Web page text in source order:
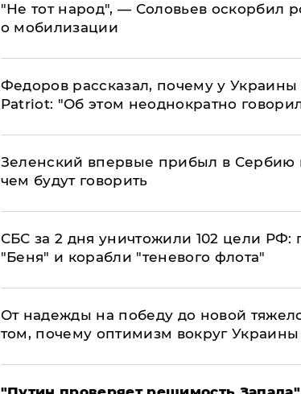
​"Не тот народ", — Соловьев оскорбил
о мобилизации
Федоров рассказал, почему у Украины
Patriot: "Об этом неоднократно
Зеленский впервые прибыл в Сербию
чем будут говорить
СБС за 2 дня уничтожили 102 цели
"Беня" и корабли "теневого флота"
От надежды на победу до новой
том, почему оптимизм вокруг Украины